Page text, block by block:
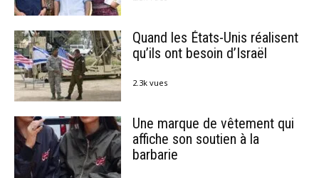
Quand les États-Unis réalisent
qu’ils ont besoin d’Israël
2.3k vues
Une marque de vêtement qui
affiche son soutien à la
barbarie